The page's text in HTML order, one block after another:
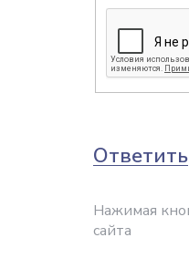
Ответить
Нажимая
сайта